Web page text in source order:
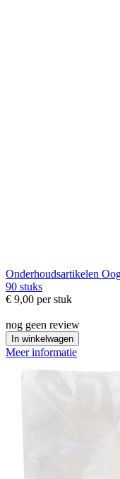
Onderhoudsartikelen
90 stuks
€ 9,00 per stuk
nog geen review
In winkelwagen
Meer informatie